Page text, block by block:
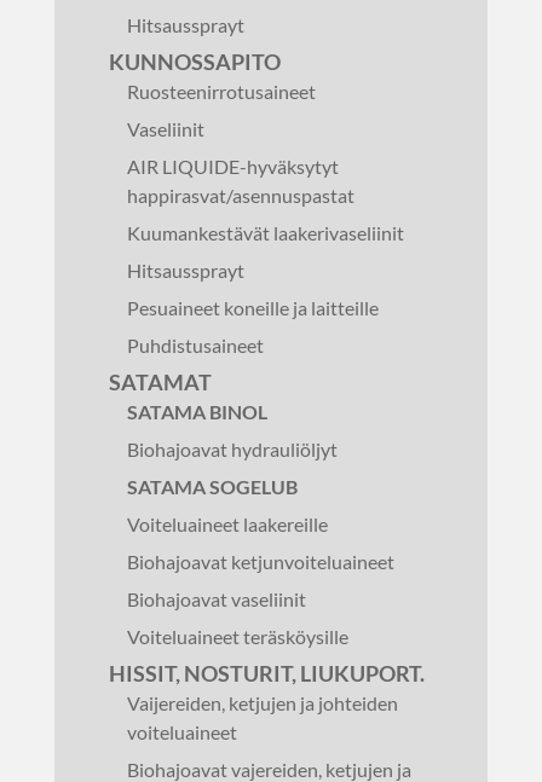
Hitsaussprayt
KUNNOSSAPITO
Ruosteenirrotusaineet
Vaseliinit
AIR LIQUIDE-hyväksytyt
happirasvat/asennuspastat
Kuumankestävät laakerivaseliinit
Hitsaussprayt
Pesuaineet koneille ja laitteille
Puhdistusaineet
SATAMAT
SATAMA BINOL
Biohajoavat hydrauliöljyt
SATAMA SOGELUB
Voiteluaineet laakereille
Biohajoavat ketjunvoiteluaineet
Biohajoavat vaseliinit
Voiteluaineet teräsköysille
HISSIT, NOSTURIT, LIUKUPORT.
Vaijereiden, ketjujen ja johteiden
voiteluaineet
Biohajoavat vajereiden, ketjujen ja